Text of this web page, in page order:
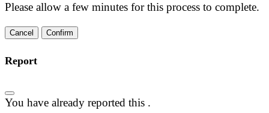
Please allow a few minutes for this process to complete.
Confirm
Report
You have already reported this .